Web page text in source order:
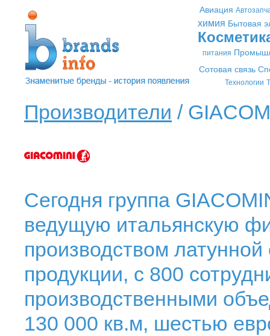
Авиация
химия Бытовая
питания
Сотовая связь
Технологии
Производители /
Сегодня группа
ведущую итальянскую
производством
продукции, с 800
производственными
130 000 кв.м, шестью